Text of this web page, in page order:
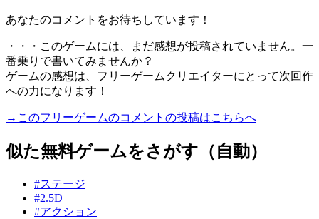
あなたのコメントをお待ちしています！
・・・このゲームには、まだ感想が投稿されていません。一
番乗りで書いてみませんか？
ゲームの感想は、フリーゲームクリエイターにとって次回作
への力になります！
→このフリーゲームのコメントの投稿はこちらへ
似た無料ゲームをさがす（自動）
#ステージ
#2.5D
#アクション